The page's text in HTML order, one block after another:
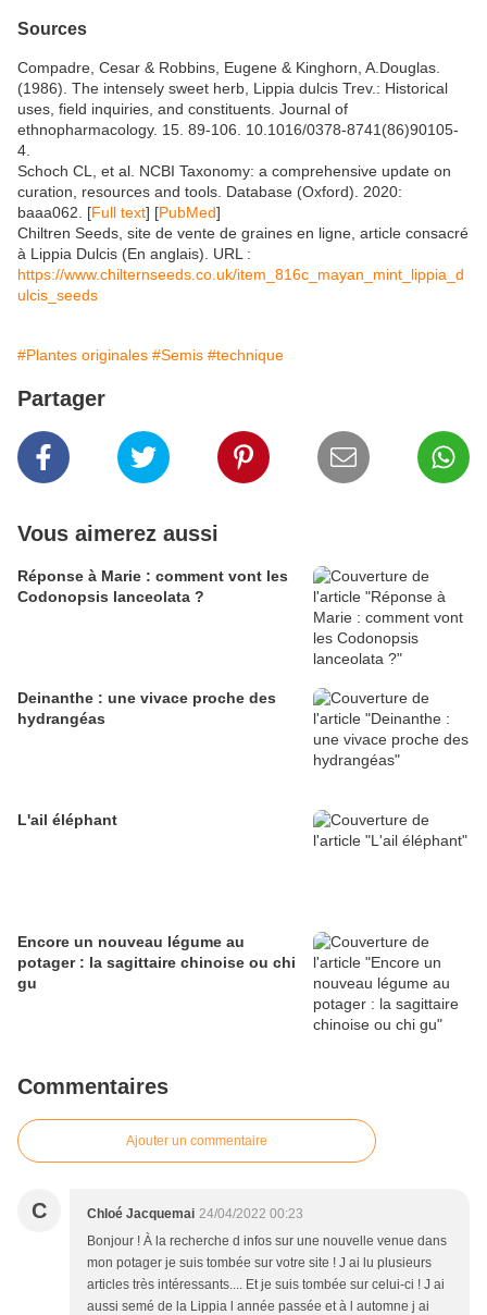
Sources
Compadre, Cesar & Robbins, Eugene & Kinghorn, A.Douglas.
(1986). The intensely sweet herb, Lippia dulcis Trev.: Historical
uses, field inquiries, and constituents. Journal of
ethnopharmacology. 15. 89-106. 10.1016/0378-8741(86)90105-
4.
Schoch CL, et al. NCBI Taxonomy: a comprehensive update on
curation, resources and tools. Database (Oxford). 2020:
baaa062. [Full text] [PubMed]
Chiltren Seeds, site de vente de graines en ligne, article consacré
à Lippia Dulcis (En anglais). URL :
https://www.chilternseeds.co.uk/item_816c_mayan_mint_lippia_d
ulcis_seeds
#Plantes originales #Semis #technique
Partager
Vous aimerez aussi
Réponse à Marie : comment vont les
Codonopsis lanceolata ?
Deinanthe : une vivace proche des
hydrangéas
L'ail éléphant
Encore un nouveau légume au
potager : la sagittaire chinoise ou chi
gu
Commentaires
Ajouter un commentaire
C Chloé Jacquemai 24/04/2022 00:23
Bonjour ! À la recherche d infos sur une nouvelle venue dans
mon potager je suis tombée sur votre site ! J ai lu plusieurs
articles très intéressants.... Et je suis tombée sur celui-ci ! J ai
aussi semé de la Lippia l année passée et à l automne j ai